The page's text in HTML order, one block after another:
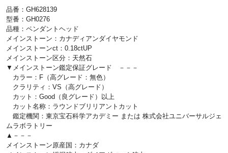
品番：GH628139
型番：GH0276
品種：ペンダントヘッド
メインストーン：カナディアンダイヤモンド
メインストーンct：0.18ctUP
メインストーン区分：天然石
▼メインストーン鑑定保証グレード －－－
カラー：F（高グレード：無色）
クラリティ：VS（高グレード）
カット：Good（良グレード）以上
カット名称：ラウンドブリリアントカット
鑑定機関：東京宝石科学アカデミー または 株式会社ユニバーサルジェ
ムラボラトリー
▲－－－
メインストーン原産国：カナダ